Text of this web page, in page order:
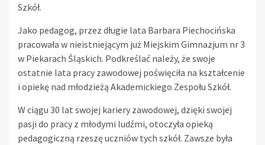
Szkół.
Jako pedagog, przez długie lata Barbara Piechocińska
pracowała w nieistniejącym już Miejskim Gimnazjum nr 3
w Piekarach Śląskich. Podkreślać należy, że swoje
ostatnie lata pracy zawodowej poświęciła na kształcenie
i opiekę nad młodzieżą Akademickiego Zespołu Szkół.
W ciągu 30 lat swojej kariery zawodowej, dzięki swojej
pasji do pracy z młodymi ludźmi, otoczyła opieką
pedagogiczną rzeszę uczniów tych szkół. Zawsze była